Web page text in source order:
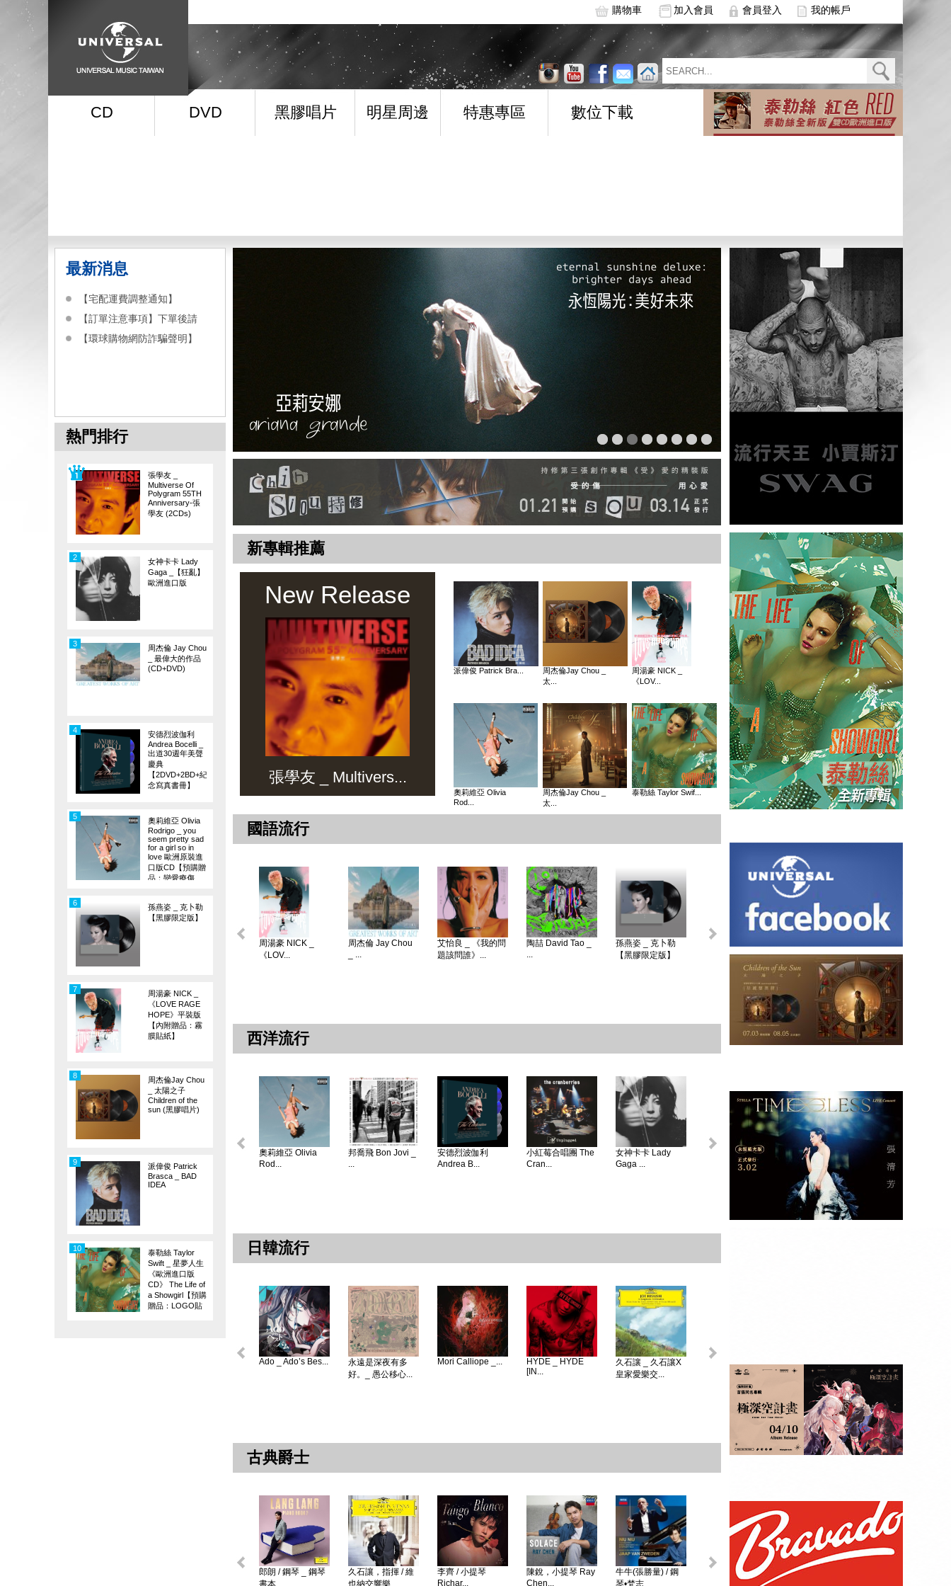
購物車 加入會員 會員登入 我的帳戶
CD DVD 黑膠唱片 明星周邊 特惠專區 數位下載
最新消息
【宅配運費調整通知】
【訂單注意事項】下單後請
【環球購物網防詐騙聲明】
熱門排行
張學友 _
Multiverse Of
Polygram 55TH
Anniversary-張
學友 (2CDs)
女神卡卡 Lady
Gaga _【狂亂】
歐洲進口版
2
周杰倫 Jay Chou
_ 最偉大的作品
(CD+DVD)
3
安德烈波伽利
Andrea Bocelli _
出道30週年美聲
慶典
【2DVD+2BD+紀
念寫真書冊】
4
奧莉維亞 Olivia
Rodrigo _ you
seem pretty sad
for a girl so in
love 歐洲原裝進
口版CD【預購贈
品：戀愛療傷
5
孫燕姿 _ 克卜勒
【黑膠限定版】
6
周湯豪 NICK _
《LOVE RAGE
HOPE》平裝版
【內附贈品：霧
膜貼紙】
7
周杰倫Jay Chou
_ 太陽之子
Children of the
sun (黑膠唱片)
8
派偉俊 Patrick
Brasca _ BAD
IDEA
9
泰勒絲 Taylor
Swift _ 星夢人生
《歐洲進口版
CD》 The Life of
a Showgirl【預購
贈品：LOGO貼
10
新專輯推薦
New Release
張學友 _ Multivers...
派偉俊 Patrick Bra...
周杰倫Jay Chou _
太...
周湯豪 NICK _
《LOV...
奧莉維亞 Olivia
Rod...
周杰倫Jay Chou _
太...
泰勒絲 Taylor Swif...
國語流行
周湯豪 NICK _
《LOV...
周杰倫 Jay Chou
_ ...
艾怡良 _ 《我的問
題該問誰》...
陶喆 David Tao _
...
孫燕姿 _ 克卜勒
【黑膠限定版】
西洋流行
奧莉維亞 Olivia
Rod...
邦喬飛 Bon Jovi _
...
安德烈波伽利
Andrea B...
小紅莓合唱團 The
Cran...
女神卡卡 Lady
Gaga ...
怪奇比莉 BILLIE
蘿兒 Lorde _ 聖女
莎賓娜卡本特
Sabrina ...
日韓流行
Ado _ Ado’s Bes...
永遠是深夜有多
好。_ 愚公移心...
Mori Calliope _...
HYDE _ HYDE
[IN...
久石讓 _ 久石讓X
皇家愛樂交...
初音未來 _
MAGICAL ...
贈品：SPECIAL
BOOK+視覺貼紙
10張SET+特典影
古典爵士
郎朗 / 鋼琴 _ 鋼琴
書本 ...
久石讓，指揮 / 維
也納交響樂...
李齊 / 小提琴
Richar...
陳銳，小提琴 Ray
Chen...
牛牛(張勝量) / 鋼
琴•梵志...
戴安娜‧克瑞兒
環球DG古典音樂